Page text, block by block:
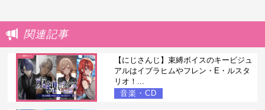
関連記事
【にじさんじ】束縛ボイスのキービジュ
アルはイブラヒムやフレン・E・ルスタ
リオ！...
音楽・CD